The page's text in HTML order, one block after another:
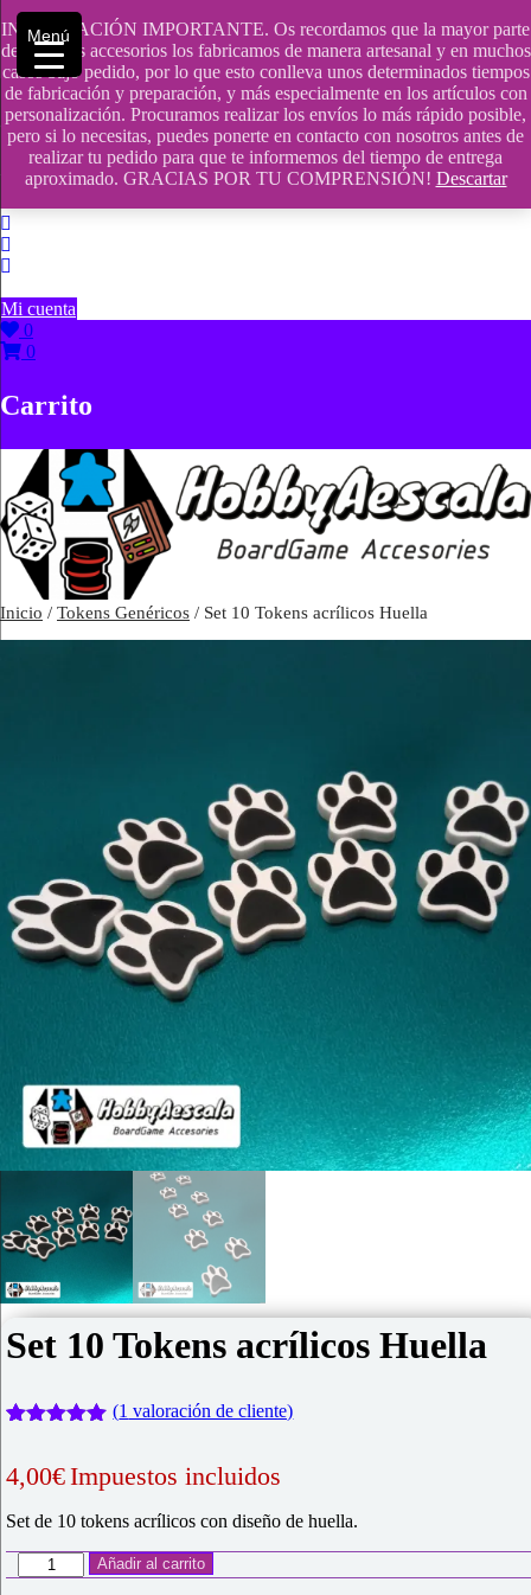
INFORMACIÓN IMPORTANTE. Os recordamos que la mayor parte
de nuestros accesorios los fabricamos de manera artesanal y en muchos
casos bajo pedido, por lo que esto conlleva unos determinados tiempos
de fabricación y preparación, y más especialmente en los artículos con
personalización. Procuramos realizar los envíos lo más rápido posible,
pero si lo necesitas, puedes ponerte en contacto con nosotros antes de
realizar tu pedido para que te informemos del tiempo de entrega
aproximado. GRACIAS POR TU COMPRENSIÓN! Descartar
Saltar
contenido
609241475 SOLO DE 10:00 a 14:00
info@hobbyaescala.com
San Fernando de Henares
10:00 - 14:00
Mi cuenta
0
0
Carrito
Inicio / Tokens Genéricos / Set 10 Tokens acrílicos Huella
Set 10 Tokens acrílicos Huella
5 en base
valoración
de un
(1 valoración de cliente)
4,00€Impuestos incluidos
Set de 10 tokens acrílicos con diseño de huella.
10
Añadir al carrito
Menú